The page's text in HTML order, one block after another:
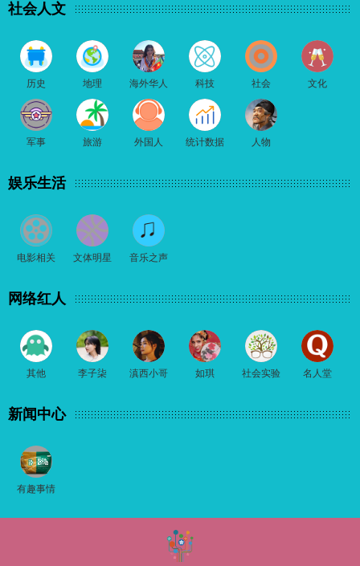
社会人文
历史 地理 海外华人 科技 社会 文化
军事 旅游 外国人 统计数据 人物
娱乐生活
电影相关 文体明星 音乐之声
网络红人
其他 李子柒 滇西小哥 如琪 社会实验 名人堂
新闻中心
有趣事情